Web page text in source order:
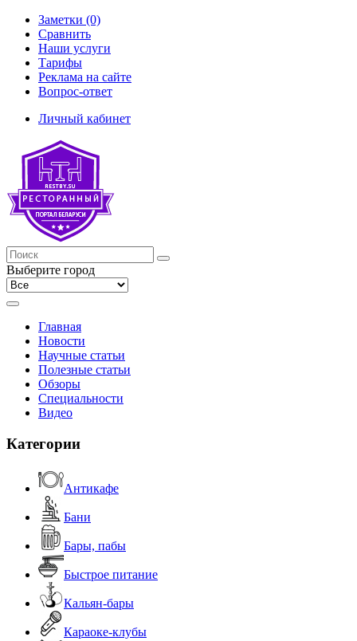
Заметки (0)
Сравнить
Наши услуги
Тарифы
Реклама на сайте
Вопрос-ответ
Личный кабинет
Выберите город
Главная
Новости
Научные статьи
Полезные статьи
Обзоры
Специальности
Видео
Категории
Антикафе
Бани
Бары, пабы
Быстрое питание
Кальян-бары
Караоке-клубы